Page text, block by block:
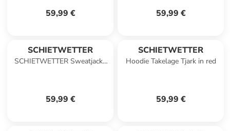
59,99 € 59,99 €
SCHIETWETTER
SCHIETWETTER Sweatjacke
59,99 €
SCHIETWETTER
Hoodie Takelage Tjark in red
59,99 €